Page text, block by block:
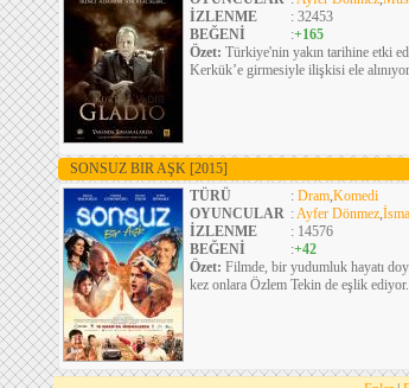
İZLENME
: 32453
BEĞENİ
:+165
Özet: Türkiye'nin yakın tarihine etki
Kerkük’e girmesiyle ilişkisi ele
SONSUZ BIR AŞK [2015]
TÜRÜ
: Dram,Komedi
OYUNCULAR :Ayfer Dönmez,
İZLENME
: 14576
BEĞENİ
:+42
Özet: Filmde, bir yudumluk hayatı
kez onlara Özlem Tekin de eşlik